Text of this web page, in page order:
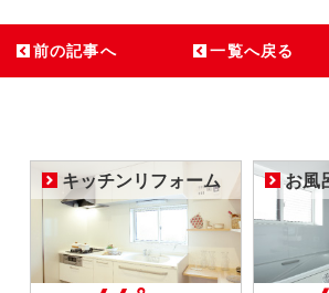
前の記事へ 一覧へ戻る
キッチンリフォーム お風